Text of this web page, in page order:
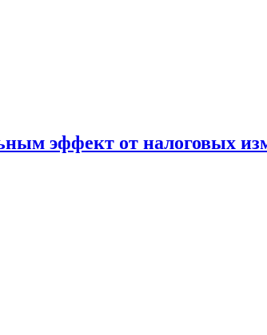
эффект от налоговых